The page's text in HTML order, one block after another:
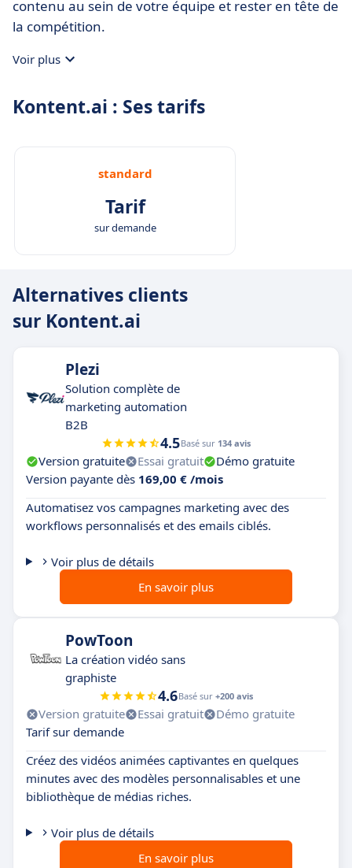
contenu au sein de votre équipe et rester en tête de
la compétition.
Voir plus
Kontent.ai : Ses tarifs
standard
Tarif
sur demande
Alternatives clients
sur Kontent.ai
Plezi
Solution complète de
marketing automation
B2B
4.5Basé sur 134 avis
Version gratuite Essai gratuit
Démo gratuite
Version payante dès 169,00 € /mois
Automatisez vos campagnes marketing avec des
workflows personnalisés et des emails ciblés.
Voir plus de détails
En savoir plus
PowToon
La création vidéo sans
graphiste
4.6Basé sur +200 avis
Version gratuite Essai gratuit
Démo gratuite
Tarif sur demande
Créez des vidéos animées captivantes en quelques
minutes avec des modèles personnalisables et une
bibliothèque de médias riches.
Voir plus de détails
En savoir plus